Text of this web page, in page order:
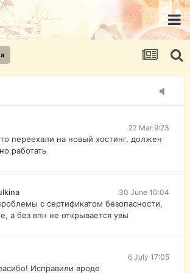
https://pasport-ua.com/
@uristpassua
России без VPN сайт и форум
27 Mar 9:23
переехали на новый хостинг, должен
работать
30 June 10:04
с сертификатом безопасности,
а без впн не открывается увы
6 July 17:05
Исправили вроде